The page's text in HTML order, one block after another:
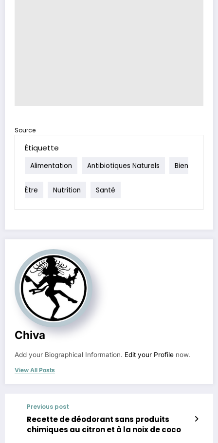
Source
Étiquette
Alimentation Antibiotiques Naturels Bien
Être Nutrition Santé
Chiva
Add your Biographical Information. Edit your Profile now.
View All Posts
Previous post
Recette de déodorant sans produits
chimiques au citron et à la noix de coco